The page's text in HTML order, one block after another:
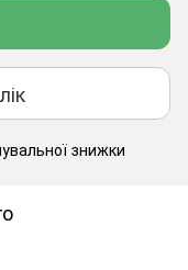
знижки